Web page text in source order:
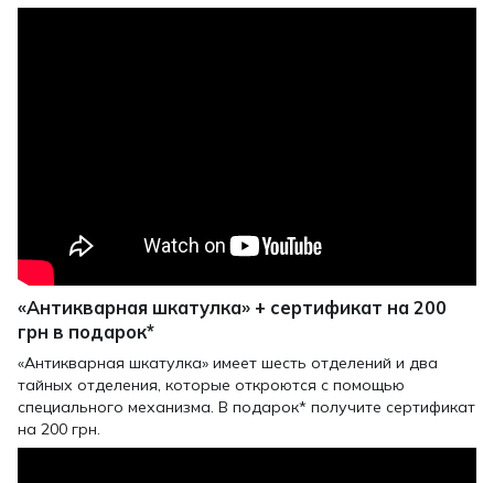
«Антикварная шкатулка» + сертификат на 200
грн в подарок*
«Антикварная шкатулка» имеет шесть отделений и два
тайных отделения, которые откроются с помощью
специального механизма. В подарок* получите сертификат
на 200 грн.